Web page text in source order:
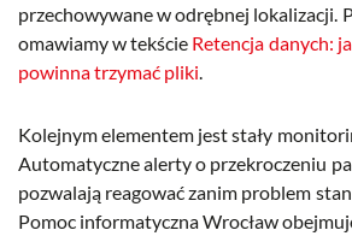
przechowywane w odrębnej lokalizacji.
omawiamy w tekście Retencja danych:
powinna trzymać pliki.
Kolejnym elementem jest stały
Automatyczne alerty o przekroczeniu
pozwalają reagować zanim problem
Pomoc informatyczna Wrocław